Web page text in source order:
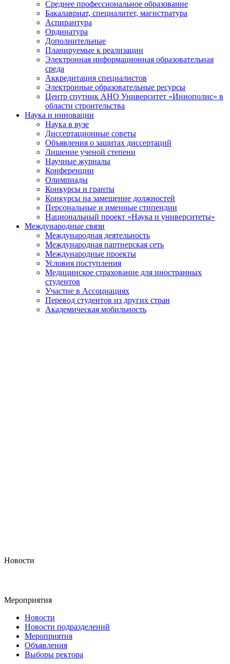
Среднее профессиональное образование
Бакалавриат, специалитет, магистратура
Аспирантура
Ординатура
Дополнительные
Планируемые к реализации
Электронная информационная образовательная
среда
Аккредитация специалистов
Электронные образовательные ресурсы
Центр спутник АНО Университет «Иннополис» в
области строительства
Наука и инновации
Наука в вузе
Диссертационные советы
Объявления о защитах диссертаций
Лишение ученой степени
Научные журналы
Конференции
Олимпиады
Конкурсы и гранты
Конкурсы на замещение должностей
Персональные и именные стипендии
Национальный проект «Наука и университеты»
Международные связи
Международная деятельность
Международная партнерская сеть
Международные проекты
Условия поступления
Медицинское страхование для иностранных
студентов
Участие в Ассоциациях
Перевод студентов из других стран
Академическая мобильность
Новости
Мероприятия
Новости
Новости подразделений
Мероприятия
Объявления
Выборы ректора